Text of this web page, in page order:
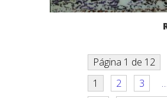
Página 1 de 12
1
2 3
…